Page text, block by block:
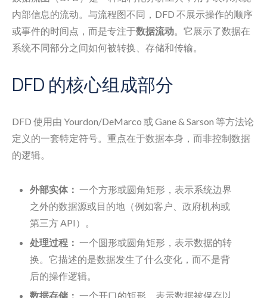
内部信息的流动。与流程图不同，DFD 不展示操作的顺序
或事件的时间点，而是专注于数据流动。它展示了数据在
系统不同部分之间如何被转换、存储和传输。
DFD 的核心组成部分
DFD 使用由 Yourdon/DeMarco 或 Gane & Sarson 等方法论
定义的一套特定符号。重点在于数据本身，而非控制数据
的逻辑。
外部实体： 一个方形或圆角矩形，表示系统边界
之外的数据源或目的地（例如客户、政府机构或
第三方 API）。
处理过程： 一个圆形或圆角矩形，表示数据的转
换。它描述的是数据发生了什么变化，而不是背
后的操作逻辑。
数据存储： 一个开口的矩形，表示数据被保存以